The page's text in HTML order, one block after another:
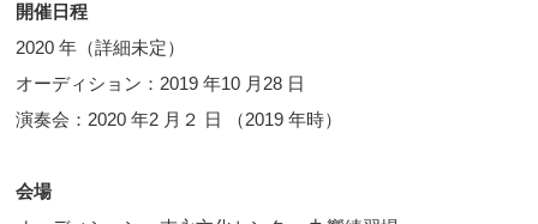
開催日程
2020 年（詳細未定）
オーディション：2019 年10 月28 日
演奏会：2020 年2 月２ 日 （2019 年時）
会場